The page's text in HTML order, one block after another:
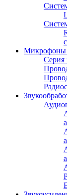
Микрофоны
Серия